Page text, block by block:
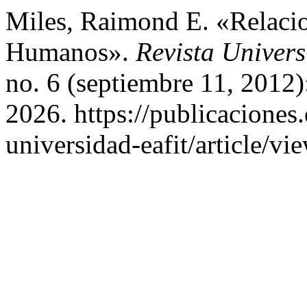
Miles, Raimond E.
Humanos». Revista
no. 6 (septiembre 11,
2026. https://
universidad-eafit/article/